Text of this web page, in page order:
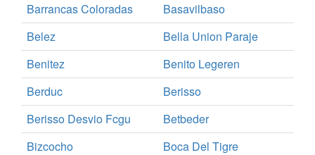
Barrancas Coloradas
Basavilbaso
Belez
Bella Union Paraje
Benitez
Benito Legeren
Berduc
Berisso
Berisso Desvio Fcgu
Betbeder
Bizcocho
Boca Del Tigre